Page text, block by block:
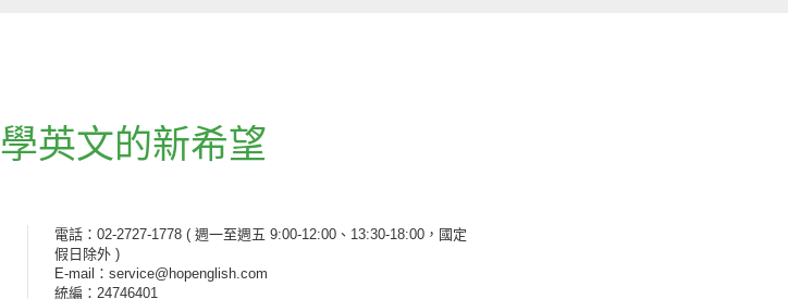
學英文的新希望
電話：02-2727-1778 ( 週一至週五 9:00-12:00、13:30-18:00，國定
假日除外 )
E-mail：service@hopenglish.com
統編：24746401